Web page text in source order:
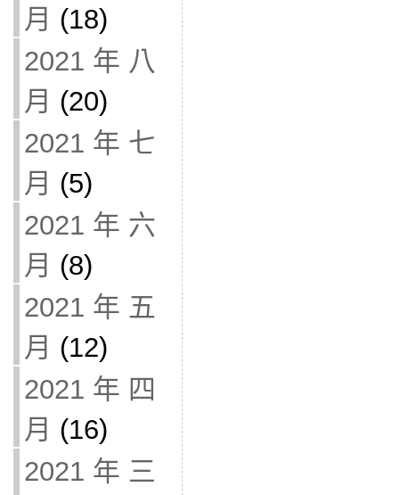
月 (18)
2021 年 八
月 (20)
2021 年 七
月 (5)
2021 年 六
月 (8)
2021 年 五
月 (12)
2021 年 四
月 (16)
2021 年 三